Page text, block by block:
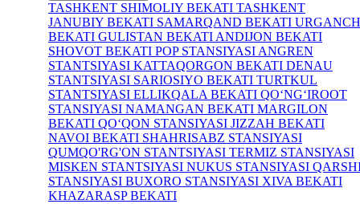
TASHKENT SHIMOLIY BEKATI TASHKENT
JANUBIY BEKATI SAMARQAND BEKATI URGANCH
BEKATI GULISTAN BEKATI ANDIJON BEKATI
SHOVOT BEKATI POP STANSIYASI ANGREN
STANTSIYASI KATTAQORGON BEKATI DENAU
STANTSIYASI SARIOSIYO BEKATI TURTKUL
STANTSIYASI ELLIKQALA BEKATI QO‘NG‘IROOT
STANSIYASI NAMANGAN BEKATI MARGILON
BEKATI QO‘QON STANSIYASI JIZZAH BEKATI
NAVOI BEKATI SHAHRISABZ STANSIYASI
QUMQO'RG'ON STANTSIYASI TERMIZ STANSIYASI
MISKEN STANTSIYASI NUKUS STANSIYASI
STANSIYASI BUXORO STANSIYASI XIVA BEKATI
KHAZARASP BEKATI